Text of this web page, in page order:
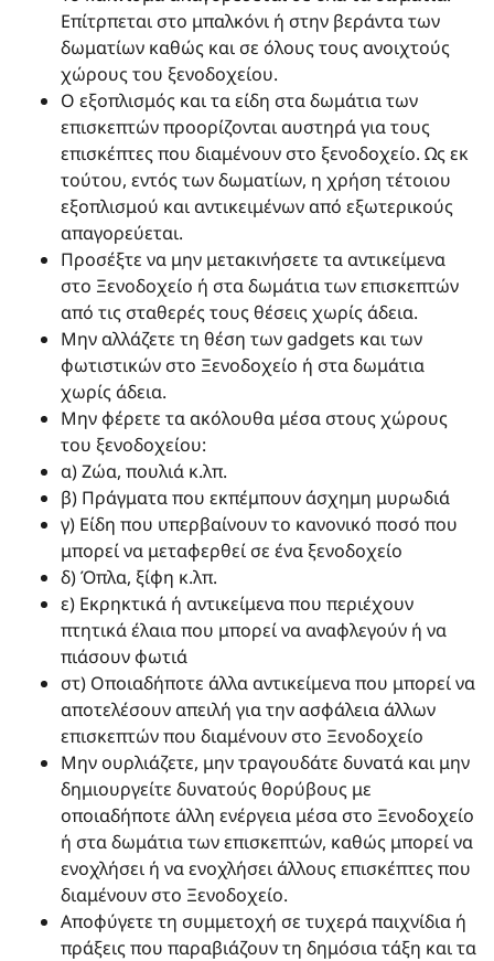
Επίτρπεται στο μπαλκόνι ή στην βεράντα των
δωματίων καθώς και σε όλους τους ανοιχτούς
χώρους του ξενοδοχείου.
Ο εξοπλισμός και τα είδη στα δωμάτια των
επισκεπτών προορίζονται αυστηρά για τους
επισκέπτες που διαμένουν στο ξενοδοχείο. Ως εκ
τούτου, εντός των δωματίων, η χρήση τέτοιου
εξοπλισμού και αντικειμένων από εξωτερικούς
απαγορεύεται.
Προσέξτε να μην μετακινήσετε τα αντικείμενα
στο Ξενοδοχείο ή στα δωμάτια των επισκεπτών
από τις σταθερές τους θέσεις χωρίς άδεια.
Μην αλλάζετε τη θέση των gadgets και των
φωτιστικών στο Ξενοδοχείο ή στα δωμάτια
χωρίς άδεια.
Μην φέρετε τα ακόλουθα μέσα στους χώρους
του ξενοδοχείου:
α) Ζώα, πουλιά κ.λπ.
β) Πράγματα που εκπέμπουν άσχημη μυρωδιά
γ) Είδη που υπερβαίνουν το κανονικό ποσό που
μπορεί να μεταφερθεί σε ένα ξενοδοχείο
δ) Όπλα, ξίφη κ.λπ.
ε) Εκρηκτικά ή αντικείμενα που περιέχουν
πτητικά έλαια που μπορεί να αναφλεγούν ή να
πιάσουν φωτιά
στ) Οποιαδήποτε άλλα αντικείμενα που μπορεί να
αποτελέσουν απειλή για την ασφάλεια άλλων
επισκεπτών που διαμένουν στο Ξενοδοχείο
Μην ουρλιάζετε, μην τραγουδάτε δυνατά και μην
δημιουργείτε δυνατούς θορύβους με
οποιαδήποτε άλλη ενέργεια μέσα στο Ξενοδοχείο
ή στα δωμάτια των επισκεπτών, καθώς μπορεί να
ενοχλήσει ή να ενοχλήσει άλλους επισκέπτες που
διαμένουν στο Ξενοδοχείο.
Αποφύγετε τη συμμετοχή σε τυχερά παιχνίδια ή
πράξεις που παραβιάζουν τη δημόσια τάξη και τα